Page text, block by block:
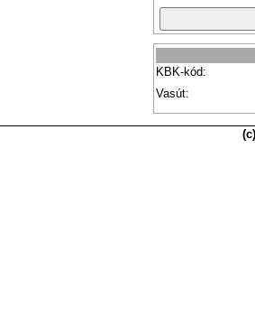
KBK-kód:
Vasút:
(c)